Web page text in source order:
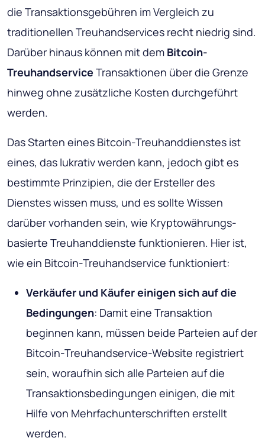
die Transaktionsgebühren im Vergleich zu
traditionellen Treuhandservices recht niedrig sind.
Darüber hinaus können mit dem Bitcoin-
Treuhandservice Transaktionen über die Grenze
hinweg ohne zusätzliche Kosten durchgeführt
werden.
Das Starten eines Bitcoin-Treuhanddienstes ist
eines, das lukrativ werden kann, jedoch gibt es
bestimmte Prinzipien, die der Ersteller des
Dienstes wissen muss, und es sollte Wissen
darüber vorhanden sein, wie Kryptowährungs-
basierte Treuhanddienste funktionieren. Hier ist,
wie ein Bitcoin-Treuhandservice funktioniert:
Verkäufer und Käufer einigen sich auf die
Bedingungen: Damit eine Transaktion
beginnen kann, müssen beide Parteien auf der
Bitcoin-Treuhandservice-Website registriert
sein, woraufhin sich alle Parteien auf die
Transaktionsbedingungen einigen, die mit
Hilfe von Mehrfachunterschriften erstellt
werden.